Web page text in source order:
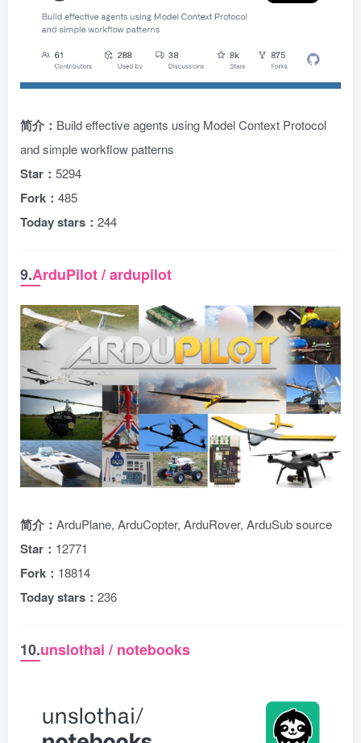
简介： Build effective agents using Model Context Protocol
and simple workflow patterns
Star： 5294
Fork： 485
Today stars： 244
9.ArduPilot / ardupilot
简介： ArduPlane, ArduCopter, ArduRover, ArduSub source
Star： 12771
Fork： 18814
Today stars： 236
10.unslothai / notebooks